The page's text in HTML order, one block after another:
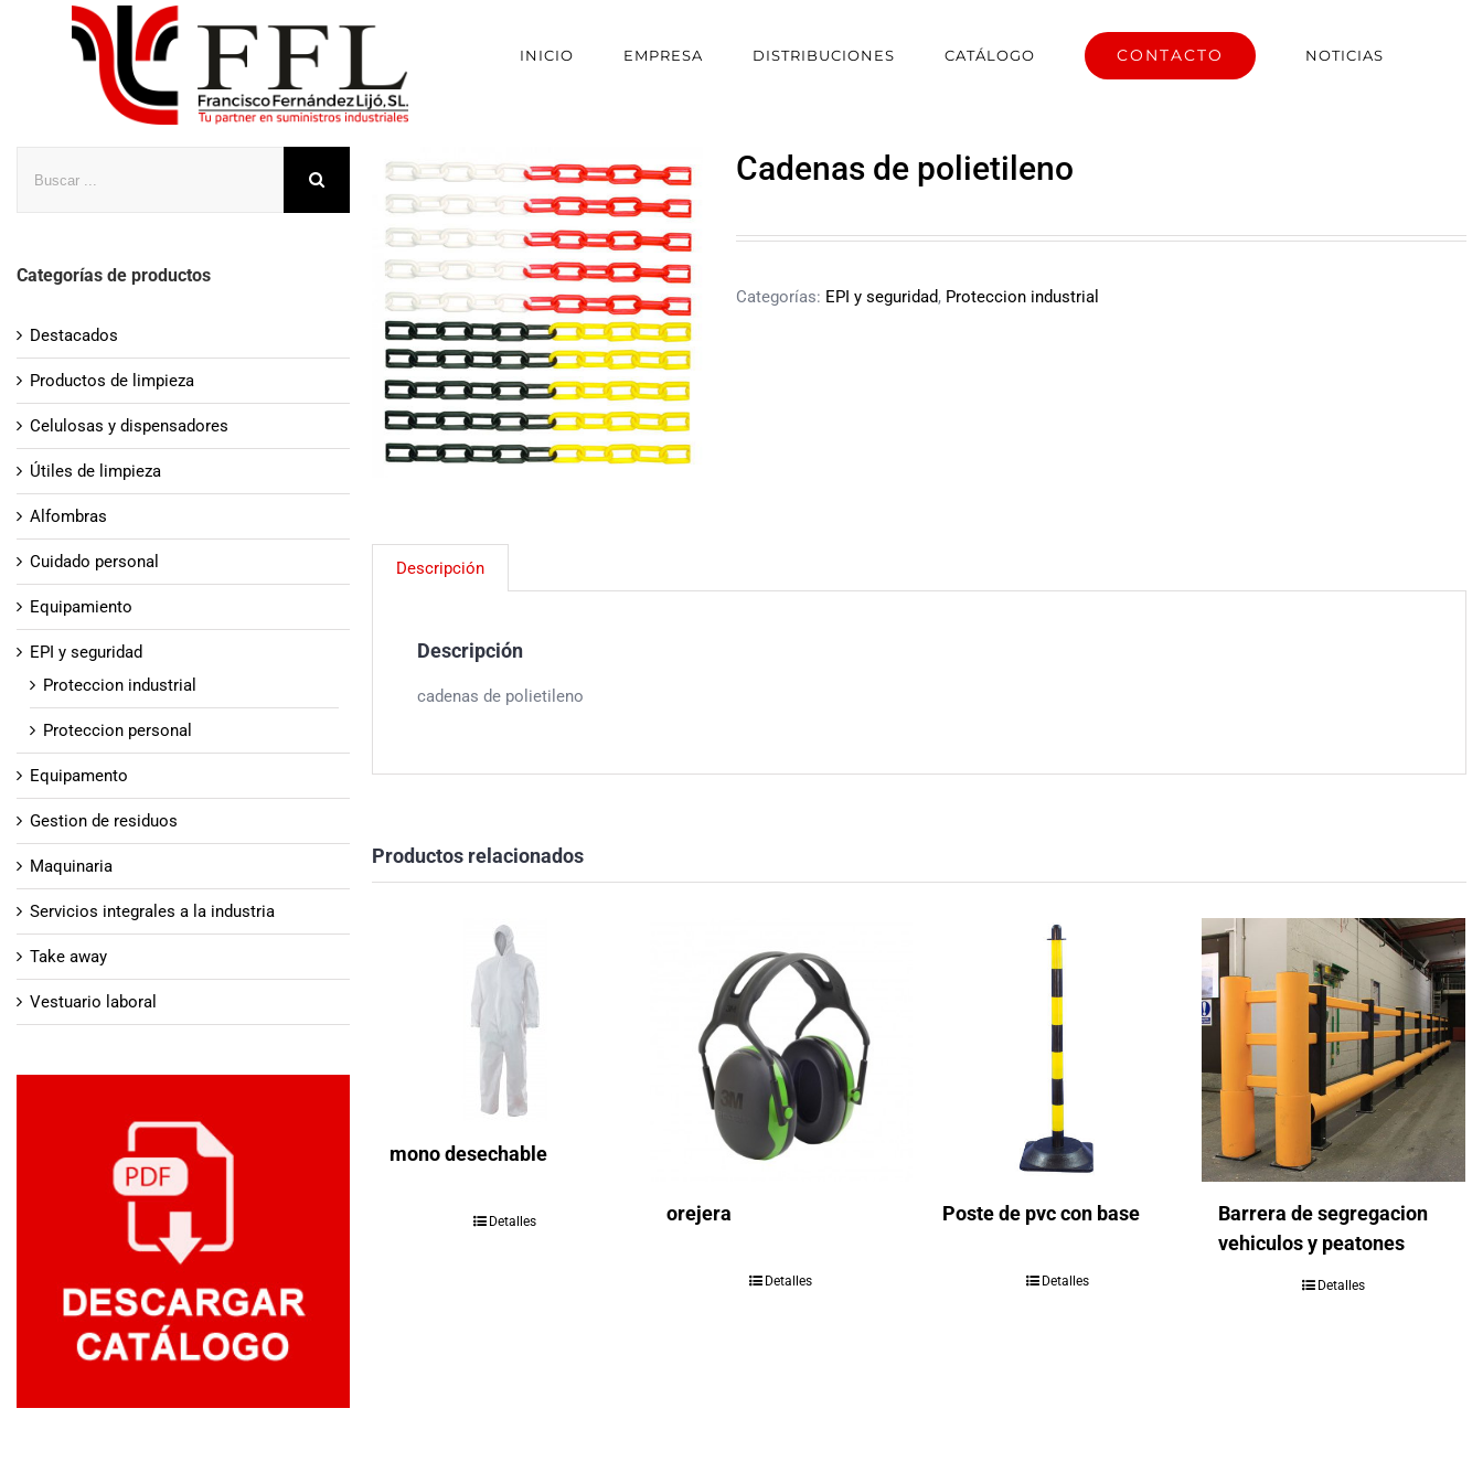
INICIO EMPRESA DISTRIBUCIONES CATÁLOGO CONTACTO NOTICIAS
Cadenas de polietileno
Categorías: EPI y seguridad, Proteccion industrial
Descripción
Descripción
cadenas de polietileno
Productos relacionados
mono desechable
Detalles orejera
Detalles
Poste de pvc con base
Detalles
Barrera de segregacion
vehiculos y peatones
Detalles
Categorías de productos
Destacados
Productos de limpieza
Celulosas y dispensadores
Útiles de limpieza
Alfombras
Cuidado personal
Equipamiento
EPI y seguridad
Proteccion industrial
Proteccion personal
Equipamento
Gestion de residuos
Maquinaria
Servicios integrales a la industria
Take away
Vestuario laboral